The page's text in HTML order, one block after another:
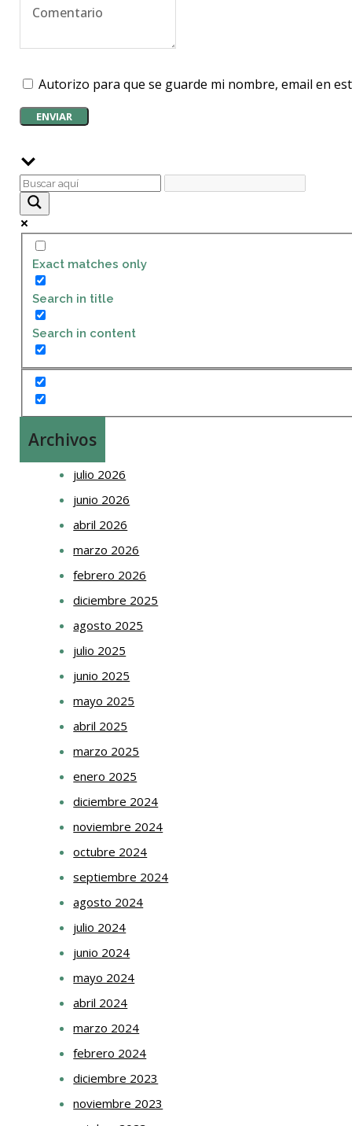
Autorizo para que se guarde mi nombre, email en
Exact matches only
Search in title
Search in content
Archivos
julio 2026
junio 2026
abril 2026
marzo 2026
febrero 2026
diciembre 2025
agosto 2025
julio 2025
junio 2025
mayo 2025
abril 2025
marzo 2025
enero 2025
diciembre 2024
noviembre 2024
octubre 2024
septiembre 2024
agosto 2024
julio 2024
junio 2024
mayo 2024
abril 2024
marzo 2024
febrero 2024
diciembre 2023
noviembre 2023